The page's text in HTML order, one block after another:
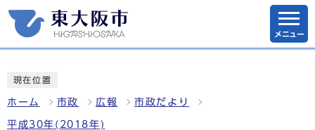
メニュー
現在位置
ホーム 市政 広報 市政だより
平成30年(2018年)